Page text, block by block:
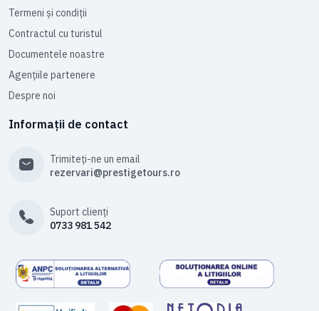
Termeni și condiții
Contractul cu turistul
Documentele noastre
Agențiile partenere
Despre noi
Informații de contact
Trimiteți-ne un email
rezervari@prestigetours.ro
Suport clienți
0733 981 542